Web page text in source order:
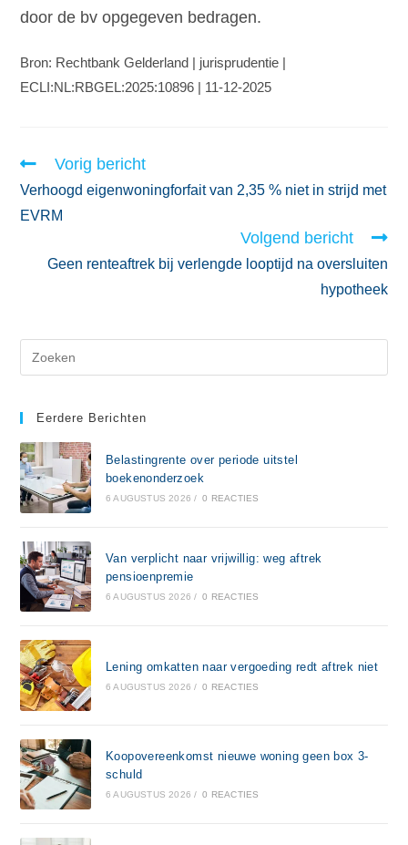
door de bv opgegeven bedragen.
Bron: Rechtbank Gelderland | jurisprudentie |
ECLI:NL:RBGEL:2025:10896 | 11-12-2025
Vorig bericht
Verhoogd eigenwoningforfait van 2,35 % niet in strijd met
EVRM
Volgend bericht
Geen renteaftrek bij verlengde looptijd na oversluiten
hypotheek
Eerdere Berichten
Belastingrente over periode uitstel
boekenonderzoek
6 AUGUSTUS 2026 / 0 REACTIES
Van verplicht naar vrijwillig: weg aftrek
pensioenpremie
6 AUGUSTUS 2026 / 0 REACTIES
Lening omkatten naar vergoeding redt aftrek niet
6 AUGUSTUS 2026 / 0 REACTIES
Koopovereenkomst nieuwe woning geen box 3-
schuld
6 AUGUSTUS 2026 / 0 REACTIES